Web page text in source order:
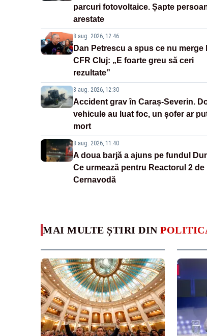
parcuri fotovoltaice. Șapte
arestate
8 aug. 2026, 12:46
Dan Petrescu a spus ce nu merge
CFR Cluj: „E foarte greu să ceri
rezultate”
8 aug. 2026, 12:30
Accident grav în Caraș-Severin.
vehicule au luat foc, un șofer ar
mort
8 aug. 2026, 11:40
A doua barjă a ajuns pe fundul
Ce urmează pentru Reactorul 2 de
Cernavodă
MAI MULTE ȘTIRI DIN